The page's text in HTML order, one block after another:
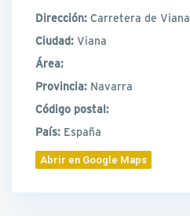
Dirección: Carretera de Viana
Ciudad: Viana
Área:
Provincia: Navarra
Código postal:
País: España
Abrir en Google Maps